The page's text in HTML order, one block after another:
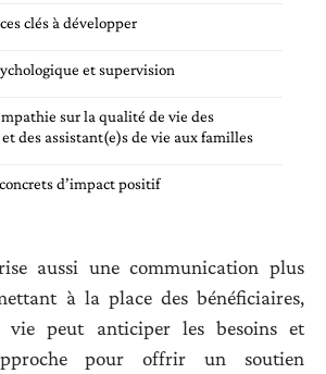
clés à développer
et supervision
sur la qualité de vie des
des assistant(e)s de vie aux familles
d’impact positif
aussi une communication plus
à la place des bénéficiaires,
vie peut anticiper les besoins et
pour offrir un soutien